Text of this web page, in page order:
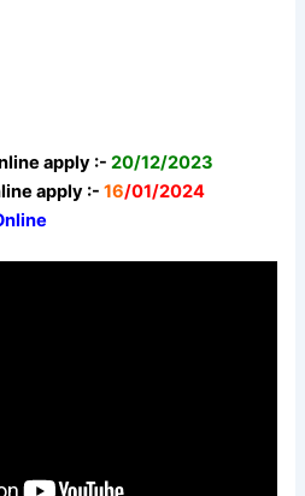
apply :-20/12/2023
apply :-16/01/2024